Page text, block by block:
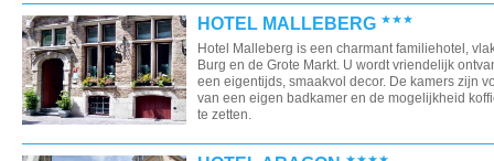
HOTEL MALLEBERG
Hotel Malleberg is een charmant familiehotel,
Burg en de Grote Markt. U wordt vriendelijk
een eigentijds, smaakvol decor. De kamers zijn
van een eigen badkamer en de mogelijkheid
te zetten.